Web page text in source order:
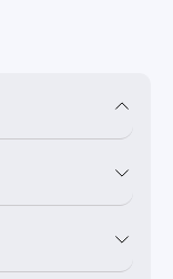
化，能在
鬆調整相機
風格。